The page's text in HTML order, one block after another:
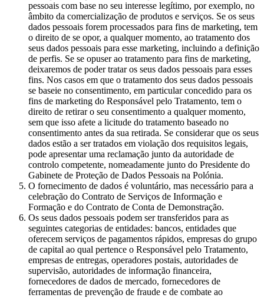
pessoais com base no seu interesse legítimo, por exemplo, no
âmbito da comercialização de produtos e serviços. Se os seus
dados pessoais forem processados para fins de marketing, tem
o direito de se opor, a qualquer momento, ao tratamento dos
seus dados pessoais para esse marketing, incluindo a definição
de perfis. Se se opuser ao tratamento para fins de marketing,
deixaremos de poder tratar os seus dados pessoais para esses
fins. Nos casos em que o tratamento dos seus dados pessoais
se baseie no consentimento, em particular concedido para os
fins de marketing do Responsável pelo Tratamento, tem o
direito de retirar o seu consentimento a qualquer momento,
sem que isso afete a licitude do tratamento baseado no
consentimento antes da sua retirada. Se considerar que os seus
dados estão a ser tratados em violação dos requisitos legais,
pode apresentar uma reclamação junto da autoridade de
controlo competente, nomeadamente junto do Presidente do
Gabinete de Proteção de Dados Pessoais na Polónia.
O fornecimento de dados é voluntário, mas necessário para a
celebração do Contrato de Serviços de Informação e
Formação e do Contrato de Conta de Demonstração.
Os seus dados pessoais podem ser transferidos para as
seguintes categorias de entidades: bancos, entidades que
oferecem serviços de pagamentos rápidos, empresas do grupo
de capital ao qual pertence o Responsável pelo Tratamento,
empresas de entregas, operadores postais, autoridades de
supervisão, autoridades de informação financeira,
fornecedores de dados de mercado, fornecedores de
ferramentas de prevenção de fraude e de combate ao